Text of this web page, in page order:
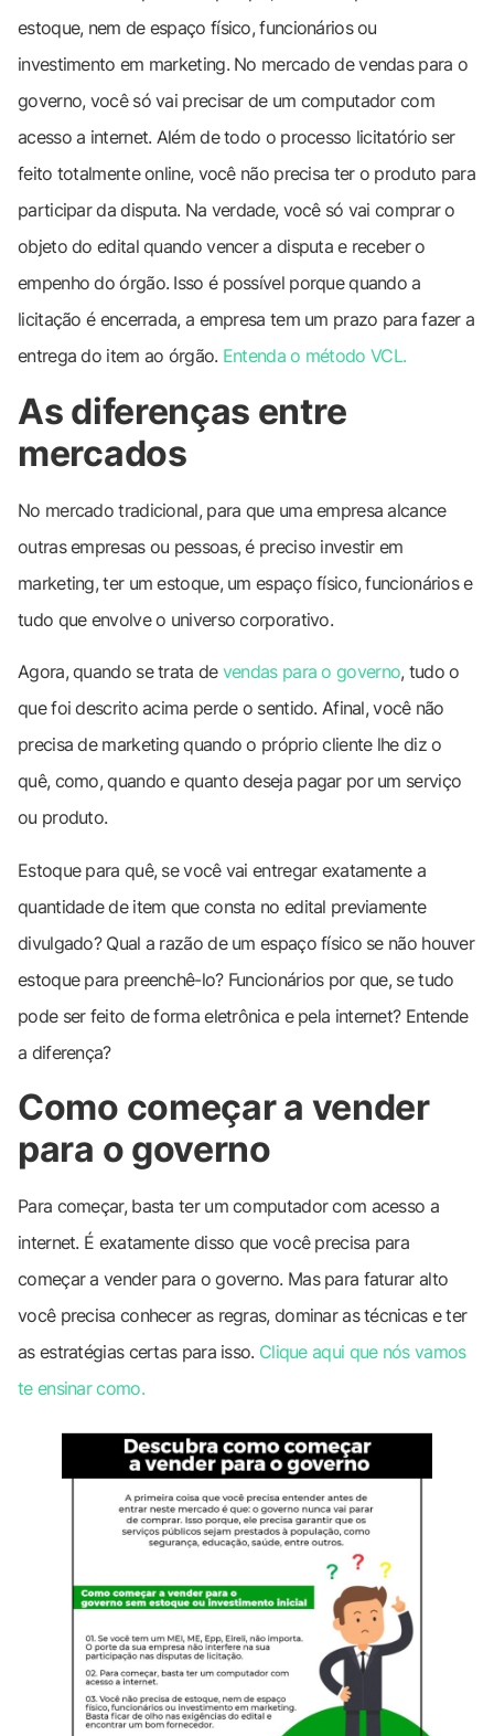
estoque, nem de espaço físico, funcionários ou
investimento em marketing. No mercado de vendas para o
governo, você só vai precisar de um computador com
acesso a internet. Além de todo o processo licitatório ser
feito totalmente online, você não precisa ter o produto para
participar da disputa. Na verdade, você só vai comprar o
objeto do edital quando vencer a disputa e receber o
empenho do órgão. Isso é possível porque quando a
licitação é encerrada, a empresa tem um prazo para fazer a
entrega do item ao órgão. Entenda o método VCL.
As diferenças entre
mercados
No mercado tradicional, para que uma empresa alcance
outras empresas ou pessoas, é preciso investir em
marketing, ter um estoque, um espaço físico, funcionários e
tudo que envolve o universo corporativo.
Agora, quando se trata de vendas para o governo, tudo o
que foi descrito acima perde o sentido. Afinal, você não
precisa de marketing quando o próprio cliente lhe diz o
quê, como, quando e quanto deseja pagar por um serviço
ou produto.
Estoque para quê, se você vai entregar exatamente a
quantidade de item que consta no edital previamente
divulgado? Qual a razão de um espaço físico se não houver
estoque para preenchê-lo? Funcionários por que, se tudo
pode ser feito de forma eletrônica e pela internet? Entende
a diferença?
Como começar a vender
para o governo
Para começar, basta ter um computador com acesso a
internet. É exatamente disso que você precisa para
começar a vender para o governo. Mas para faturar alto
você precisa conhecer as regras, dominar as técnicas e ter
as estratégias certas para isso. Clique aqui que nós vamos
te ensinar como.